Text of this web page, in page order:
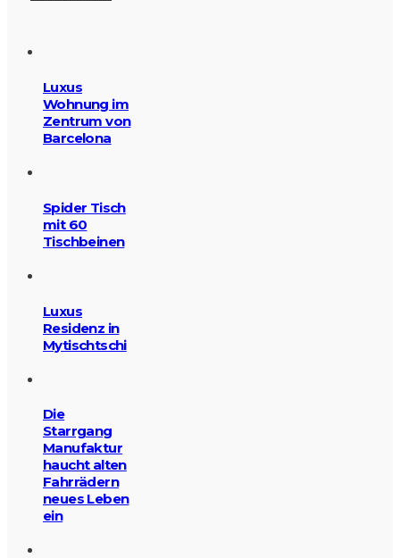
Luxus
Wohnung im
Zentrum von
Barcelona
Spider Tisch
mit 60
Tischbeinen
Luxus
Residenz in
Mytischtschi
Die
Starrgang
Manufaktur
haucht alten
Fahrrädern
neues Leben
ein